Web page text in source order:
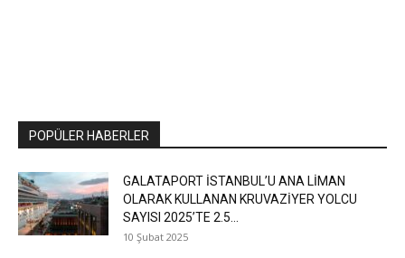
POPÜLER HABERLER
GALATAPORT İSTANBUL’U ANA LİMAN
OLARAK KULLANAN KRUVAZİYER YOLCU
SAYISI 2025’TE 2.5...
10 Şubat 2025